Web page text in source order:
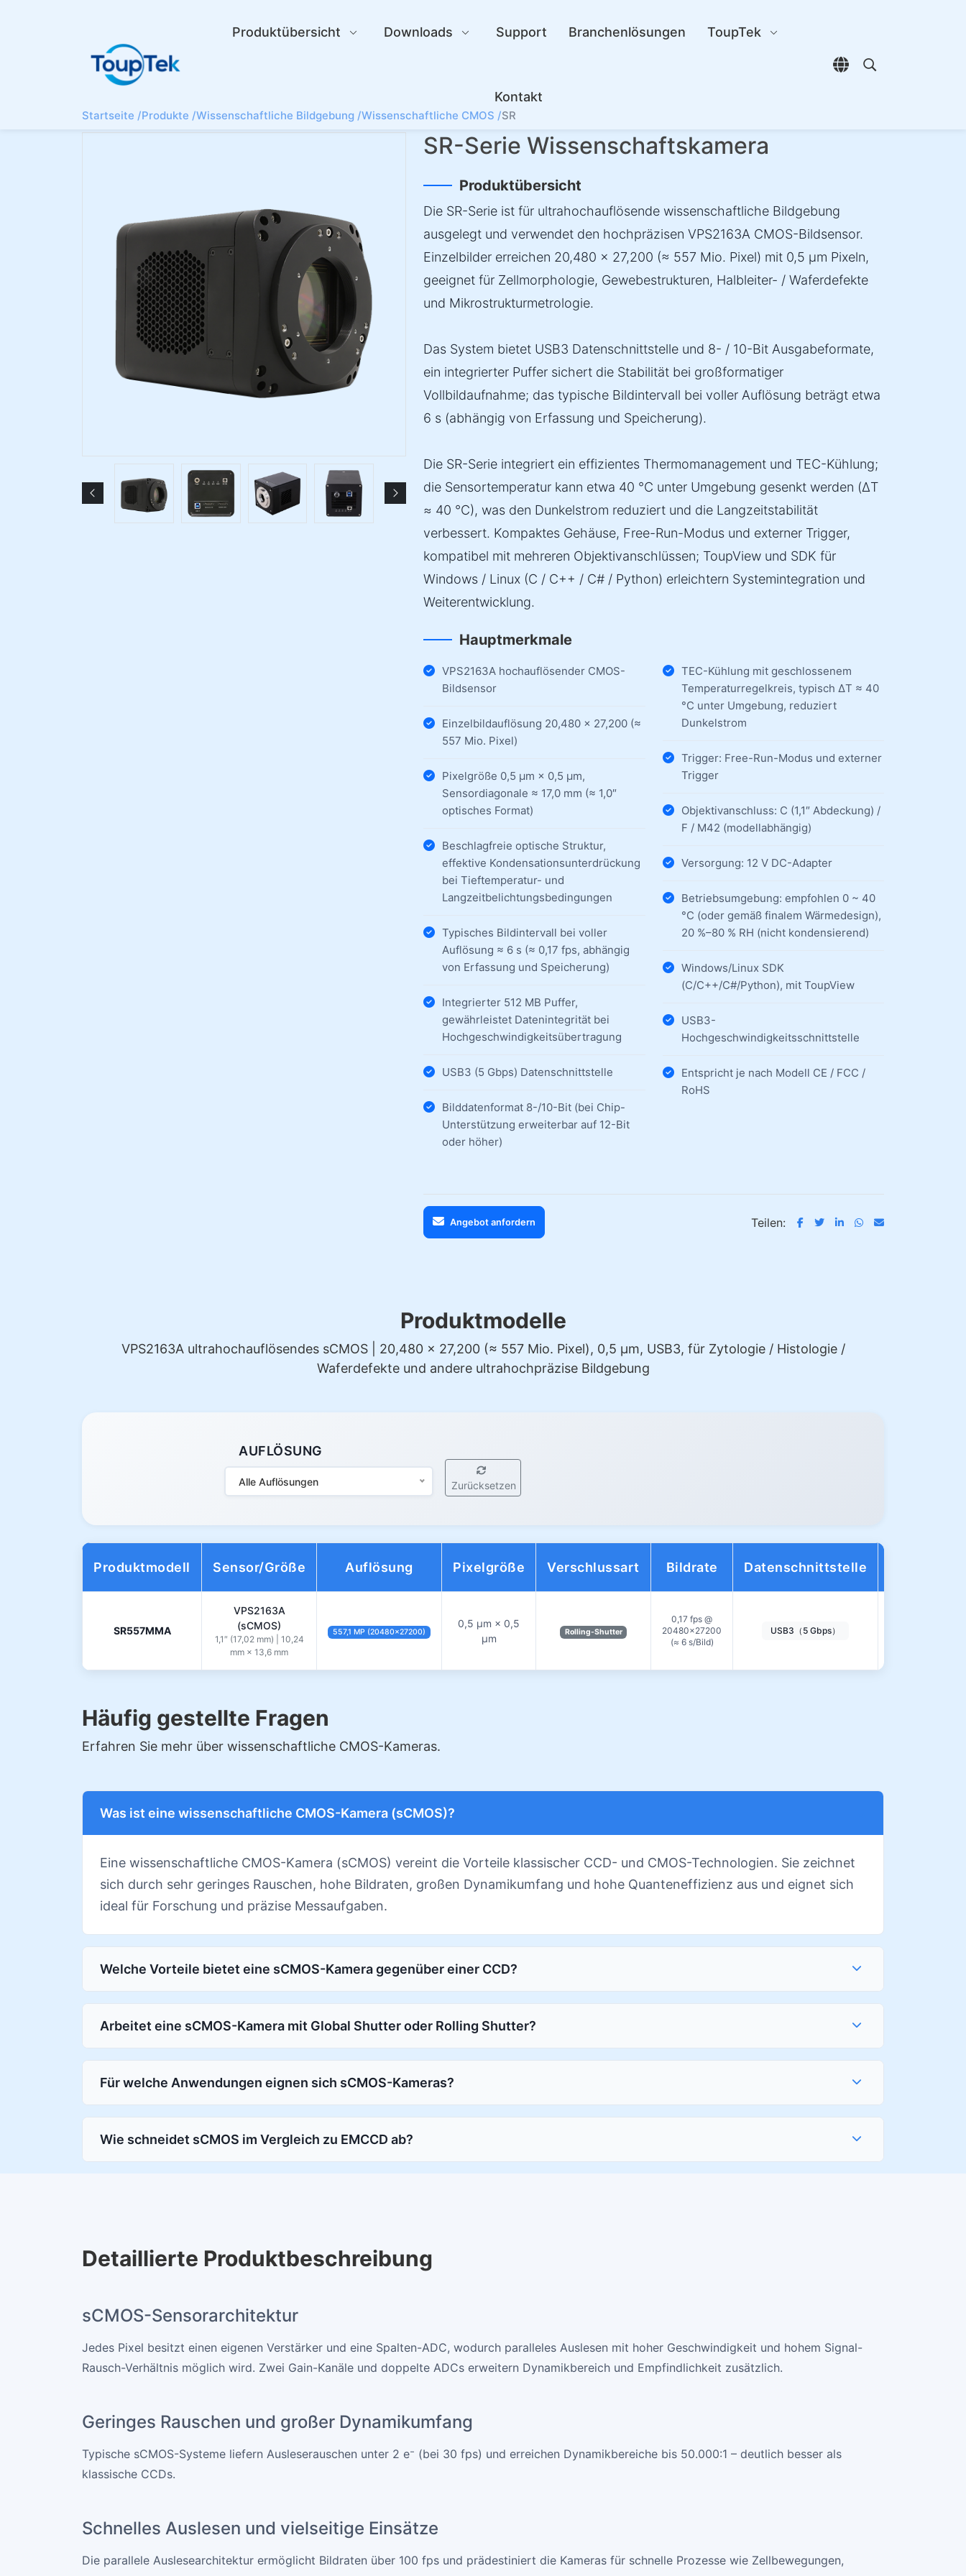
Produktübersicht Downloads Support Branchenlösungen ToupTek
Kontakt
Sprachauswahl
Open search
Startseite /Produkte /Wissenschaftliche Bildgebung /Wissenschaftliche CMOS /SR
SR-Serie Wissenschaftskamera
Produktübersicht
Die SR-Serie ist für ultrahochauflösende wissenschaftliche Bildgebung
ausgelegt und verwendet den hochpräzisen VPS2163A CMOS-Bildsensor.
Einzelbilder erreichen 20,480 × 27,200 (≈ 557 Mio. Pixel) mit 0,5 µm Pixeln,
geeignet für Zellmorphologie, Gewebestrukturen, Halbleiter- / Waferdefekte
und Mikrostrukturmetrologie.
Das System bietet USB3 Datenschnittstelle und 8- / 10-Bit Ausgabeformate,
ein integrierter Puffer sichert die Stabilität bei großformatiger
Vollbildaufnahme; das typische Bildintervall bei voller Auflösung beträgt etwa
6 s (abhängig von Erfassung und Speicherung).
Die SR-Serie integriert ein effizientes Thermomanagement und TEC-Kühlung;
die Sensortemperatur kann etwa 40 °C unter Umgebung gesenkt werden (ΔT
≈ 40 °C), was den Dunkelstrom reduziert und die Langzeitstabilität
verbessert. Kompaktes Gehäuse, Free-Run-Modus und externer Trigger,
kompatibel mit mehreren Objektivanschlüssen; ToupView und SDK für
Windows / Linux (C / C++ / C# / Python) erleichtern Systemintegration und
Weiterentwicklung.
Hauptmerkmale
VPS2163A hochauflösender CMOS-
Bildsensor
Einzelbildauflösung 20,480 × 27,200 (≈
557 Mio. Pixel)
Pixelgröße 0,5 µm × 0,5 µm,
Sensordiagonale ≈ 17,0 mm (≈ 1,0″
optisches Format)
Beschlagfreie optische Struktur,
effektive Kondensationsunterdrückung
bei Tieftemperatur- und
Langzeitbelichtungsbedingungen
Typisches Bildintervall bei voller
Auflösung ≈ 6 s (≈ 0,17 fps, abhängig
von Erfassung und Speicherung)
Integrierter 512 MB Puffer,
gewährleistet Datenintegrität bei
Hochgeschwindigkeitsübertragung
USB3 (5 Gbps) Datenschnittstelle
Bilddatenformat 8-/10-Bit (bei Chip-
Unterstützung erweiterbar auf 12-Bit
oder höher)
TEC-Kühlung mit geschlossenem
Temperaturregelkreis, typisch ΔT ≈ 40
°C unter Umgebung, reduziert
Dunkelstrom
Trigger: Free-Run-Modus und externer
Trigger
Objektivanschluss: C (1,1″ Abdeckung) /
F / M42 (modellabhängig)
Versorgung: 12 V DC-Adapter
Betriebsumgebung: empfohlen 0 ~ 40
°C (oder gemäß finalem Wärmedesign),
20 %–80 % RH (nicht kondensierend)
Windows/Linux SDK
(C/C++/C#/Python), mit ToupView
USB3-
Hochgeschwindigkeitsschnittstelle
Entspricht je nach Modell CE / FCC /
RoHS
Angebot anfordern Teilen:
Produktmodelle
VPS2163A ultrahochauflösendes sCMOS | 20,480 × 27,200 (≈ 557 Mio. Pixel), 0,5 µm, USB3, für Zytologie / Histologie /
Waferdefekte und andere ultrahochpräzise Bildgebung
AUFLÖSUNG
Alle Auflösungen Zurücksetzen
Produktmodell Sensor/Größe Auflösung Pixelgröße Verschlussart Bildrate Datenschnittstelle
SR557MMA
VPS2163A
(sCMOS)
1,1″ (17,02 mm) | 10,24
mm × 13,6 mm
557,1 MP (20480×27200)
0,5 µm × 0,5
µm
Rolling-Shutter
0,17 fps @
20480×27200
(≈ 6 s/Bild)
USB3（5 Gbps）
Häufig gestellte Fragen
Erfahren Sie mehr über wissenschaftliche CMOS-Kameras.
Was ist eine wissenschaftliche CMOS-Kamera (sCMOS)?
Eine wissenschaftliche CMOS-Kamera (sCMOS) vereint die Vorteile klassischer CCD- und CMOS-Technologien. Sie zeichnet
sich durch sehr geringes Rauschen, hohe Bildraten, großen Dynamikumfang und hohe Quanteneffizienz aus und eignet sich
ideal für Forschung und präzise Messaufgaben.
Welche Vorteile bietet eine sCMOS-Kamera gegenüber einer CCD?
Arbeitet eine sCMOS-Kamera mit Global Shutter oder Rolling Shutter?
Für welche Anwendungen eignen sich sCMOS-Kameras?
Wie schneidet sCMOS im Vergleich zu EMCCD ab?
Detaillierte Produktbeschreibung
sCMOS-Sensorarchitektur
Jedes Pixel besitzt einen eigenen Verstärker und eine Spalten-ADC, wodurch paralleles Auslesen mit hoher Geschwindigkeit und hohem Signal-
Rausch-Verhältnis möglich wird. Zwei Gain-Kanäle und doppelte ADCs erweitern Dynamikbereich und Empfindlichkeit zusätzlich.
Geringes Rauschen und großer Dynamikumfang
Typische sCMOS-Systeme liefern Ausleserauschen unter 2 e⁻ (bei 30 fps) und erreichen Dynamikbereiche bis 50.000:1 – deutlich besser als
klassische CCDs.
Schnelles Auslesen und vielseitige Einsätze
Die parallele Auslesearchitektur ermöglicht Bildraten über 100 fps und prädestiniert die Kameras für schnelle Prozesse wie Zellbewegungen,